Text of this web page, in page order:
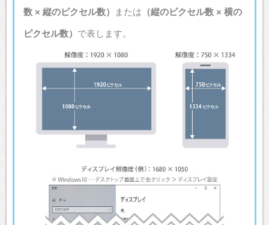
数 × 縦のピクセル数） または （縦のピクセル数 × 横の
ピクセル数） で表します。